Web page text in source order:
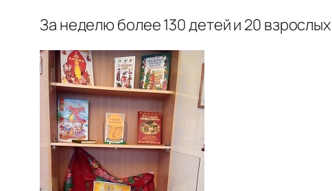
За неделю более 130 детей и 20